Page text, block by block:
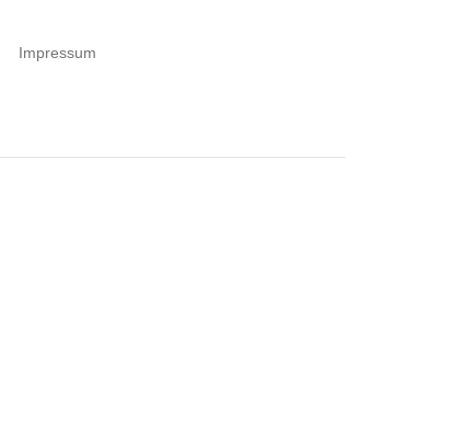
Impressum